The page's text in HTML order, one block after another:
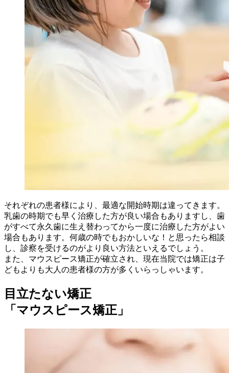
それぞれの患者様により、最適な開始時期は違ってきます。
乳歯の時期でも早く治療した方が良い場合もありますし、歯
がすべて永久歯に生え替わってから一度に治療した方がよい
場合もあります。何歳の時でもおかしいな！と思ったら相談
し、診察を受けるのがより良い方法といえるでしょう。
また、マウスピース矯正が確立され、現在当院では矯正は子
どもよりも大人の患者様の方が多くいらっしゃいます。
目立たない矯正
「マウスピース矯正」